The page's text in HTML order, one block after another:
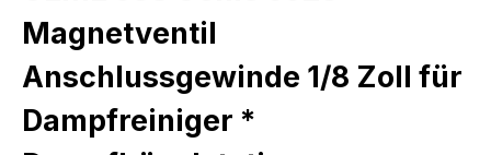
Magnetventil
Anschlussgewinde 1/8 Zoll für
Dampfreiniger *